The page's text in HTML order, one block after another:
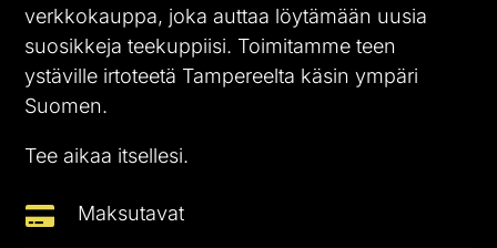
verkkokauppa, joka auttaa löytämään uusia
suosikkeja teekuppiisi. Toimitamme teen
ystäville irtoteetä Tampereelta käsin ympäri
Suomen.
Tee aikaa itsellesi.
 Maksutavat